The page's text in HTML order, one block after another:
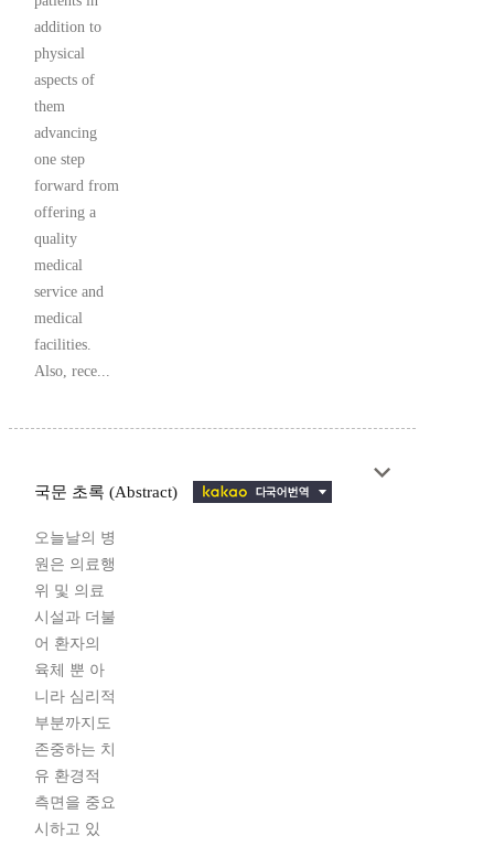
addition to
physical
aspects of
them
advancing
one step
forward from
offering a
quality
medical
service and
medical
facilities.
Also, rece...
국문 초록 (Abstract)
오늘날의 병
원은 의료행
위 및 의료
시설과 더불
어 환자의
육체 뿐 아
니라 심리적
부분까지도
존중하는 치
유 환경적
측면을 중요
시하고 있